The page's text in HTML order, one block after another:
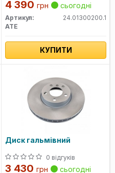
4 390 грн сьогодні
Артикул:
24.01300200.1
ATE
КУПИТИ
Диск гальмівний
0 відгуків
3 430 грн сьогодні